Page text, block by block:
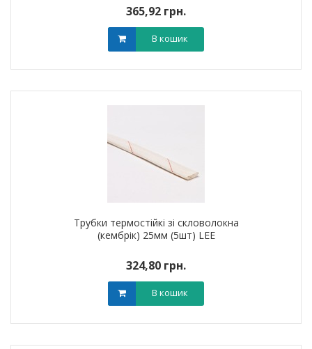
365,92 грн.
В кошик
Трубки термостійкі зі скловолокна
(кембрік) 25мм (5шт) LEE
324,80 грн.
В кошик